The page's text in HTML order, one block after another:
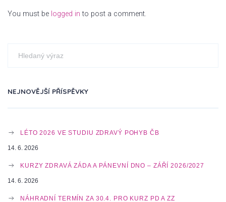
V
You must be logged in to post a comment.
NEJNOVĚJŠÍ PŘÍSPĚVKY
LÉTO 2026 VE STUDIU ZDRAVÝ POHYB ČB
14. 6. 2026
KURZY ZDRAVÁ ZÁDA A PÁNEVNÍ DNO – ZÁŘÍ 2026/2027
14. 6. 2026
NÁHRADNÍ TERMÍN ZA 30.4. PRO KURZ PD A ZZ